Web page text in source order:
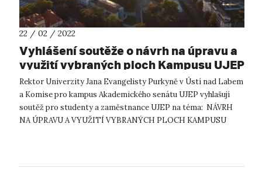
22 / 02 / 2022
Vyhlášení soutěže o návrh na úpravu a
využití vybraných ploch Kampusu UJEP
Rektor Univerzity Jana Evangelisty Purkyně v Ústí nad Labem
a Komise pro kampus Akademického senátu UJEP vyhlašují
soutěž pro studenty a zaměstnance UJEP na téma: NÁVRH
NA ÚPRAVU A VYUŽITÍ VYBRANÝCH PLOCH KAMPUSU